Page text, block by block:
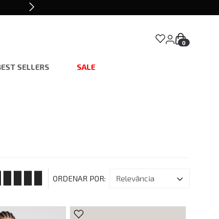
0
SELLERS SALE
relevância